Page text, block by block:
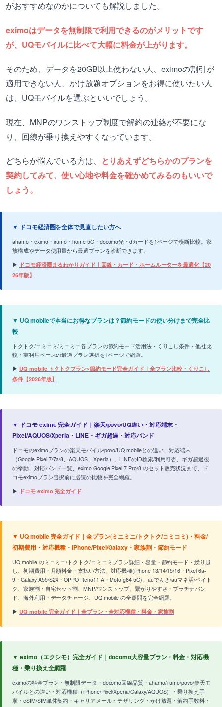
がおすすめなのかについても解説しました。
eximoはデータを無制限で利用できるのがメリットです
が、UQモバイルに比べて大幅に料金が上がります。
そのため、データを20GB以上使わない人、eximoの割引が
適用できない人、かけ放題オプションをお得に使いたい人
は、UQモバイルを選ぶといいでしょう。
現在、MNPのワンストップ制度で解約の連絡が不要にな
り、回線が乗り換えやすくなっています。
どちらか悩んでいる方は、 とりあえずどちらかのプランを
契約してみて、使い心地や料金を確かめてみるのもいいで
しょう。
▼ ドコモ経済圏を全体で見直したい方へ
ahamo・eximo・irumo・home 5G・docomo光・dカードを1ページで横断比較。家
族構成やデータ使用量から最適プランを診断できます。
▶ ドコモ経済圏まるわかりガイド｜回線・カード・ホームルーターを最適化【20
26年版】
▼ UQ mobileで本当にお得なプランは？節約モードの使い分けまで完全比
較
トクトク/コミコミ/ミニミニ各プランの節約モード活用法・くりこし条件・他社比
較・実利用ベースの最適プラン選択を1ページで網羅。
▶ UQ mobile トクトクプラン×節約モード完全ガイド｜全プラン比較・くりこし
条件【2026年版】
▼ ドコモ eximo 完全ガイド｜楽天/povo/UQ違い・対応端末・
Pixel/AQUOS/Xperia・LINE・ギガ超過・対応バンド
ドコモのeximoプランの楽天モバイル/povo/UQ mobileとの違い、対応端末
（Google Pixel 7/7a/8、AQUOS、Xperia）、LINEのID検索/利用可否、ギガ超過後
の挙動、対応バンド一覧、eximo Google Pixel 7 Pro/8 のセット販売状況まで、ド
コモeximoプラン選択前に必読の比較を完全網羅。
▶ ドコモ eximo 完全ガイド
▼ UQ mobile 完全ガイド｜全プラン(ミニミニ/トクトク/コミコミ)・料金/
初期費用・対応機種・iPhone/Pixel/Galaxy・家族割・節約モード
UQ mobile のミニミニ/トクトク/コミコミプラン詳細・容量・節約モード・繰り越
し、初期費用・月額料金・支払い方法、対応機種(iPhone 13/14/15/16・Pixel 6a-
9・Galaxy A55/S24・OPPO Reno11 A・Moto g64 5G)、auでんき/auマネ活/ペイト
ク、家族割・自宅セット割、MNP/ワンストップ、繋がりやすさ・プラチナバン
ド、海外利用・データチャージ、UQ mobile の全疑問を完全網羅。
▶ UQ mobile 完全ガイド｜全プラン・全対応機種・料金・家族割
▼ eximo（エクシモ）完全ガイド｜docomo大容量プラン・料金・対応機
種・乗り換え全網羅
eximoの料金プラン・無制限データ・docomo回線品質・ahamo/irumo/povo/楽天モ
バイルとの違い・対応機種（iPhone/Pixel/Xperia/Galaxy/AQUOS）・乗り換え手
順・eSIM/SIM単体契約・キャリアメール・テザリング・かけ放題・解約手数料・